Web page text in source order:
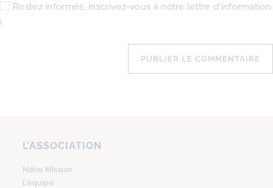
Restez informés, inscrivez-vous à notre lettre d'information
!
L’ASSOCIATION
Notre Mission
L’équipe